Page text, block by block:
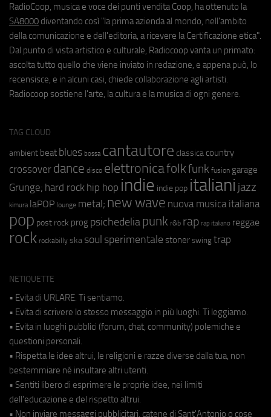
RadioCoop, musica e voce dei punti vendita Coop, ha ottenuto la
SA8000 diventando così "la prima azienda al mondo, nell'ambito
della comunicazione e dell'editoria, a ricevere la Certificazione etica".
Dal punto di vista artistico e culturale, Radiocoop vanta un primato:
ascolta tutto quello che viene inviato in redazione, e appena può, lo
recensisce, e in alcuni casi, chiede collaborazione agli artisti.
Radiocoop sostiene l'arte, la cultura e la musica di ogni genere.
TAG CLOUD
ambient beat blues bossa cantautore classica country
crossover dance disco elettronicafolkfunk fusion garage
Grunge; hard rock hip hop indie indie pop italiani jazz
kimura laPOP lounge metal; new wave nuova musica italiana
pop post rock prog psichedeliapunk r&b rap rap italiano reggae
rock rockabilly ska soul sperimentale stoner swing trap
NETIQUETTE
• Evita di URLARE. Ti sentiamo.
• Evita di scrivere lo stesso messaggio in più luoghi. Ti leggiamo.
• Evita in luoghi pubblici (forum, chat, community) polemiche e
questioni personali.
• Rispetta le idee altrui, le religioni e razze diverse dalla tua, non
bestemmiare né insultare altri utenti.
• Sentiti libero di esprimere le proprie idee, nei limiti
dell'educazione e del rispetto altrui.
• Non inviare messaggi pubblicitari, catene di Sant'Antonio o cose